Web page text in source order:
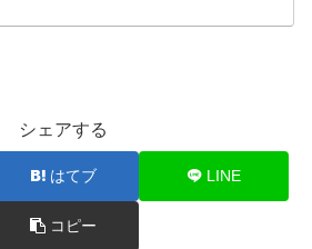
シェアする
はてブ LINE
コピー